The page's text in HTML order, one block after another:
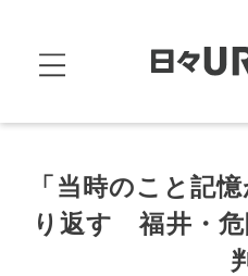
「当時のこと記
り返す 福井・危